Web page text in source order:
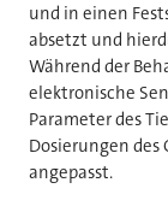
und in einen
absetzt und
Während der
elektronische
Parameter des
Dosierungen
angepasst.